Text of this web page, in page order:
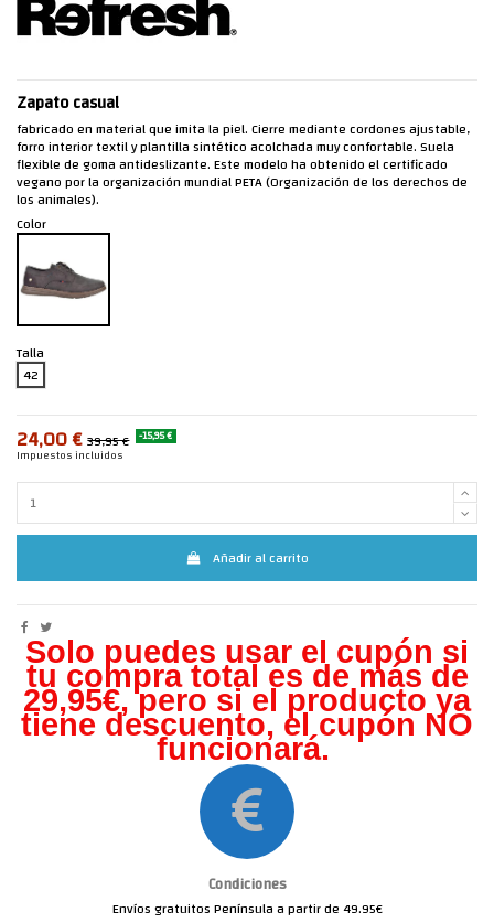
Zapato casual
fabricado en material que imita la piel. Cierre mediante cordones ajustable,
forro interior textil y plantilla sintético acolchada muy confortable. Suela
flexible de goma antideslizante. Este modelo ha obtenido el certificado
vegano por la organización mundial PETA (Organización de los derechos de
los animales).
Color
Talla
42
24,00 € 39,95 € -15,95 €
Impuestos incluidos
Añadir al carrito
Solo puedes usar el cupón si
tu compra total es de más de
29,95€, pero si el producto ya
tiene descuento, el cupón NO
funcionará.
Condiciones
Envíos gratuitos Península a partir de 49.95€